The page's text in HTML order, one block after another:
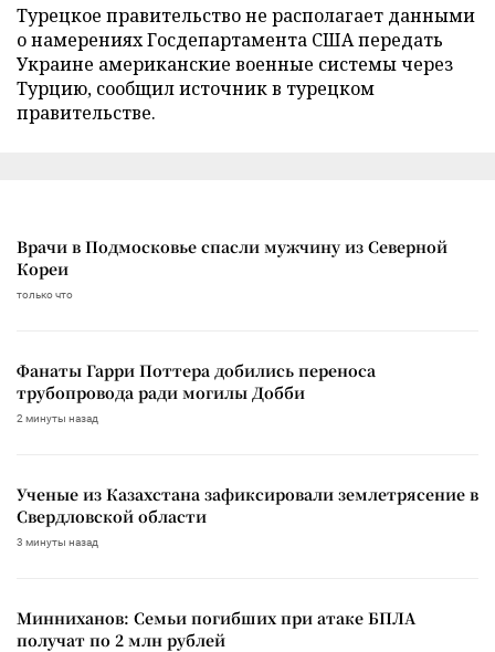
Турецкое правительство не располагает данными
о намерениях Госдепартамента США передать
Украине американские военные системы через
Турцию, сообщил источник в турецком
правительстве.
Врачи в Подмосковье спасли мужчину из Северной
Кореи
только что
Фанаты Гарри Поттера добились переноса
трубопровода ради могилы Добби
2 минуты назад
Ученые из Казахстана зафиксировали землетрясение в
Свердловской области
3 минуты назад
Минниханов: Семьи погибших при атаке БПЛА
получат по 2 млн рублей